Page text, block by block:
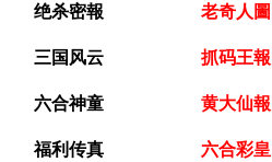
绝杀密報 老奇人圖
三国风云 抓码王報
六合神童 黄大仙報
福利传真 六合彩皇